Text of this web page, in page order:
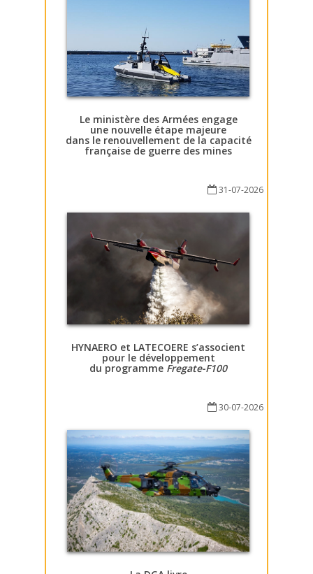
Le ministère des Armées engage
une nouvelle étape majeure
dans le renouvellement de la capacité
française de guerre des mines
31-07-2026
HYNAERO et LATECOERE s’associent
pour le développement
du programme Fregate-F100
30-07-2026